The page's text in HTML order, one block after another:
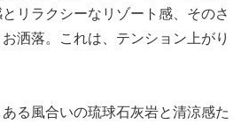
リラクシーなリゾート感、そのさ
洒落。これは、テンション上がり
る風合いの琉球石灰岩と清涼感た